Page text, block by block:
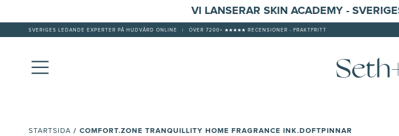
VI LANSERAR SKIN ACADEMY -
SVERIGES LEDANDE EXPERTER PÅ HUDVÅRD ONLINE ÖVER 7200+ ★★★★★ RECENSIONER - FRAKTFRITT
STARTSIDA / COMFORT.ZONE TRANQUILLITY HOME FRAGRANCE INK.DOFTPINNAR